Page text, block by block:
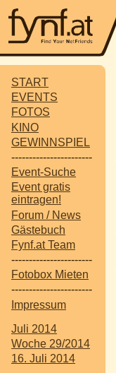
START
EVENTS
FOTOS
KINO
GEWINNSPIEL
-----------------------
Event-Suche
Event gratis
eintragen!
Forum / News
Gästebuch
Fynf.at Team
-----------------------
Fotobox Mieten
-----------------------
Impressum
Juli 2014
Woche 29/2014
16. Juli 2014